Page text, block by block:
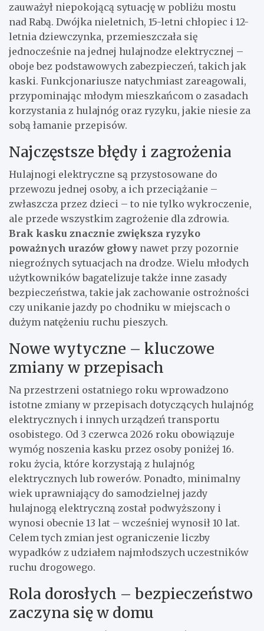
zauważył niepokojącą sytuację w pobliżu mostu
nad Rabą. Dwójka nieletnich, 15-letni chłopiec i 12-
letnia dziewczynka, przemieszczała się
jednocześnie na jednej hulajnodze elektrycznej –
oboje bez podstawowych zabezpieczeń, takich jak
kaski. Funkcjonariusze natychmiast zareagowali,
przypominając młodym mieszkańcom o zasadach
korzystania z hulajnóg oraz ryzyku, jakie niesie za
sobą łamanie przepisów.
Najczęstsze błędy i zagrożenia
Hulajnogi elektryczne są przystosowane do
przewozu jednej osoby, a ich przeciążanie –
zwłaszcza przez dzieci – to nie tylko wykroczenie,
ale przede wszystkim zagrożenie dla zdrowia.
Brak kasku znacznie zwiększa ryzyko
poważnych urazów głowy nawet przy pozornie
niegroźnych sytuacjach na drodze. Wielu młodych
użytkowników bagatelizuje także inne zasady
bezpieczeństwa, takie jak zachowanie ostrożności
czy unikanie jazdy po chodniku w miejscach o
dużym natężeniu ruchu pieszych.
Nowe wytyczne – kluczowe
zmiany w przepisach
Na przestrzeni ostatniego roku wprowadzono
istotne zmiany w przepisach dotyczących hulajnóg
elektrycznych i innych urządzeń transportu
osobistego. Od 3 czerwca 2026 roku obowiązuje
wymóg noszenia kasku przez osoby poniżej 16.
roku życia, które korzystają z hulajnóg
elektrycznych lub rowerów. Ponadto, minimalny
wiek uprawniający do samodzielnej jazdy
hulajnogą elektryczną został podwyższony i
wynosi obecnie 13 lat – wcześniej wynosił 10 lat.
Celem tych zmian jest ograniczenie liczby
wypadków z udziałem najmłodszych uczestników
ruchu drogowego.
Rola dorosłych – bezpieczeństwo
zaczyna się w domu